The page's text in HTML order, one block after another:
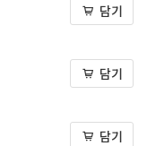
담기
담기
담기